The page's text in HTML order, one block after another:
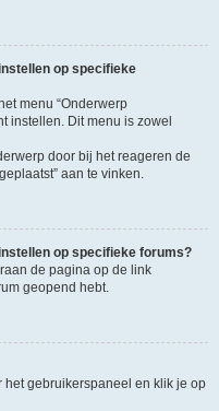
op specifieke
menu “Onderwerp
instellen. Dit menu is zowel
door bij het reageren de
aan te vinken.
op specifieke forums?
de pagina op de link
geopend hebt.
gebruikerspaneel en klik je op